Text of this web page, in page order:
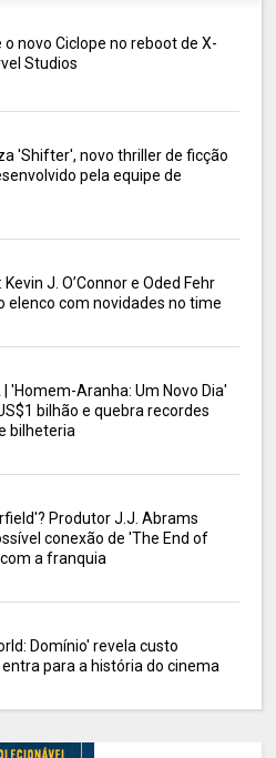
o novo Ciclope no reboot de X-
Studios
'Shifter', novo thriller de ficção
pela equipe de
J. O’Connor e Oded Fehr
elenco com novidades no time
| 'Homem-Aranha: Um Novo Dia'
bilhão e quebra recordes
bilheteria
Produtor J.J. Abrams
conexão de 'The End of
a franquia
Domínio' revela custo
para a história do cinema